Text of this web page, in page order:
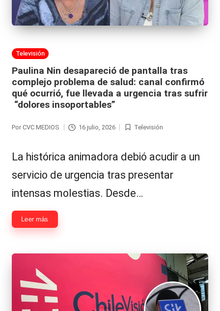
Publicada
Televisión
Paulina Nin desapareció de pantalla tras
complejo problema de salud: canal confirmó
qué ocurrió, fue llevada a urgencia tras sufrir
“dolores insoportables”
Por CVC MEDIOS 16 julio, 2026
Publicada
Televisión
La histórica animadora debió acudir a un
servicio de urgencia tras presentar
intensas molestias. Desde…
Leer más